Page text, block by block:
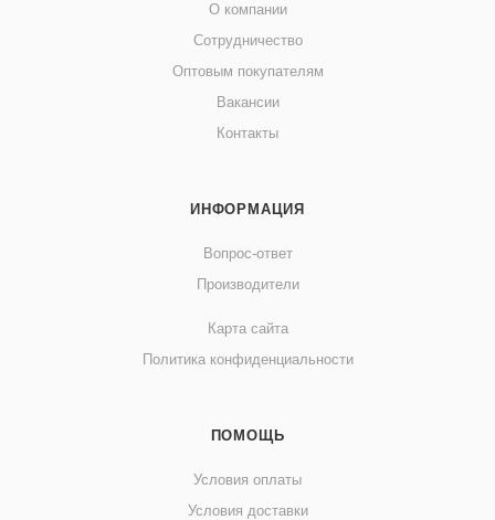
О компании
Сотрудничество
Оптовым покупателям
Вакансии
Контакты
ИНФОРМАЦИЯ
Вопрос-ответ
Производители
Карта сайта
Политика конфиденциальности
ПОМОЩЬ
Условия оплаты
Условия доставки